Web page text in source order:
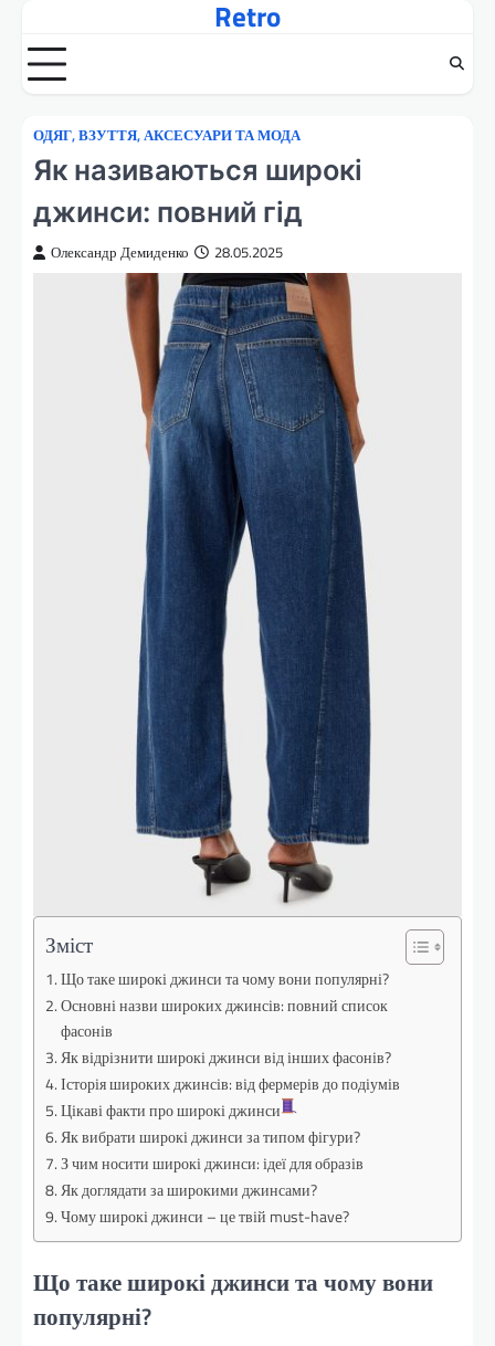
вмісту
Retro
ОДЯГ, ВЗУТТЯ, АКСЕСУАРИ ТА МОДА
Як називаються широкі
джинси: повний гід
Олександр Демиденко 28.05.2025
Зміст
Що таке широкі джинси та чому вони популярні?
Основні назви широких джинсів: повний список
фасонів
Як відрізнити широкі джинси від інших фасонів?
Історія широких джинсів: від фермерів до подіумів
Цікаві факти про широкі джинси
Як вибрати широкі джинси за типом фігури?
З чим носити широкі джинси: ідеї для образів
Як доглядати за широкими джинсами?
Чому широкі джинси – це твій must-have?
Що таке широкі джинси та чому вони
популярні?